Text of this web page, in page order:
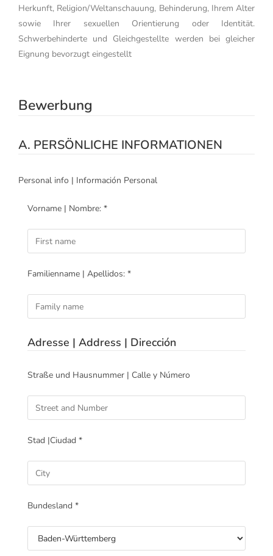
Herkunft, Religion/Weltanschauung, Behinderung, Ihrem Alter
sowie Ihrer sexuellen Orientierung oder Identität.
Schwerbehinderte und Gleichgestellte werden bei gleicher
Eignung bevorzugt eingestellt
Bewerbung
A. PERSÖNLICHE INFORMATIONEN
Personal info | Información Personal
Vorname | Nombre: *
Familienname | Apellidos: *
Adresse | Address | Dirección
Straße und Hausnummer | Calle y Número
Stad |Ciudad *
Bundesland *